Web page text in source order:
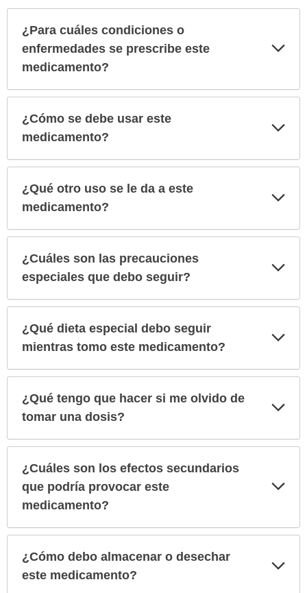
¿Para cuáles condiciones o
enfermedades se prescribe este
medicamento?
¿Cómo se debe usar este
medicamento?
¿Qué otro uso se le da a este
medicamento?
¿Cuáles son las precauciones
especiales que debo seguir?
¿Qué dieta especial debo seguir
mientras tomo este medicamento?
¿Qué tengo que hacer si me olvido de
tomar una dosis?
¿Cuáles son los efectos secundarios
que podría provocar este
medicamento?
¿Cómo debo almacenar o desechar
este medicamento?